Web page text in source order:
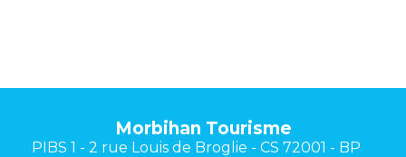
Morbihan Tourisme
PIBS 1 - 2 rue Louis de Broglie - CS 72001 - BP